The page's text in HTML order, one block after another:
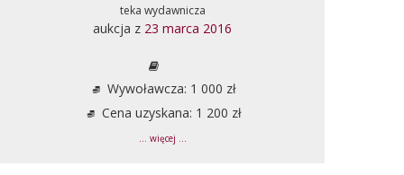
teka wydawnicza
aukcja z 23 marca 2016
Wywoławcza: 1 000 zł
Cena uzyskana: 1 200 zł
... więcej ...